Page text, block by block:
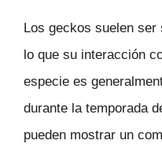
Los geckos suelen
lo que su interacción
especie es
durante la temporada
pueden mostrar un